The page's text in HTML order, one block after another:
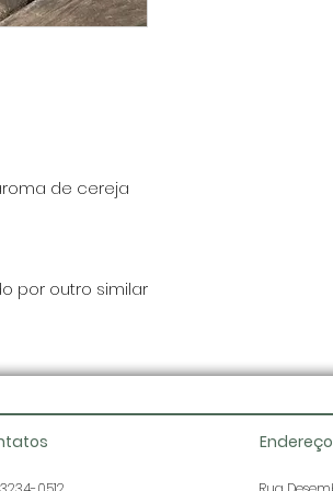
de cereja
por outro similar
Endereço